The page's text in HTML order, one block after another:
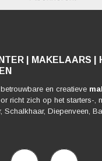
| MAKELAARS |
en creatieve
richt zich op het starters-,
Schalkhaar, Diepenveen,